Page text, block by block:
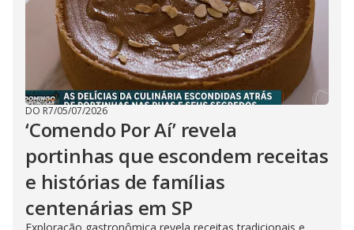
DO R7/05/07/2026
‘Comendo Por Aí’ revela
portinhas que escondem receitas
e histórias de famílias
centenárias em SP